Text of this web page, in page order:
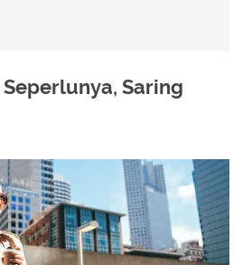
Saring